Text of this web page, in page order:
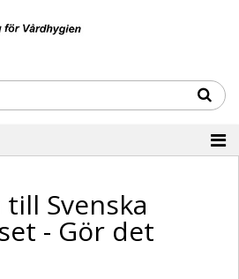
Svenska
- Gör det